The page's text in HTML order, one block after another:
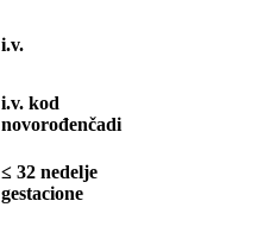
i.v.
i.v. kod
novorođenčadi
≤ 32 nedelje
gestacione